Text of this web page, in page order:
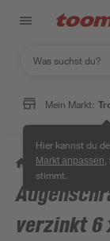
Mein Markt:
Hier kannst du
Markt anpassen
stimmt.
/ Werkstatt &
verzinkt 6